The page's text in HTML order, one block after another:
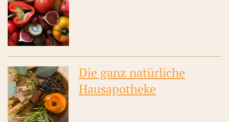
Die ganz natürliche
Hausapotheke